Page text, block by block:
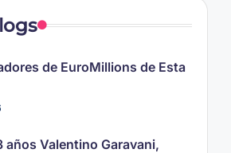
de EuroMillions de Esta
años Valentino Garavani,